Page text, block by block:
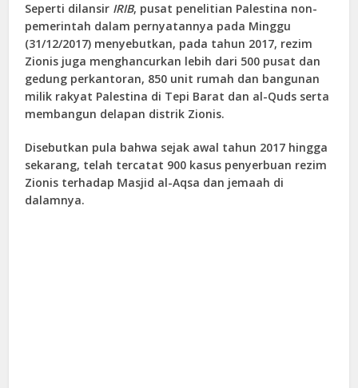
Seperti dilansir IRIB, pusat penelitian Palestina non-
pemerintah dalam pernyatannya pada Minggu
(31/12/2017) menyebutkan, pada tahun 2017, rezim
Zionis juga menghancurkan lebih dari 500 pusat dan
gedung perkantoran, 850 unit rumah dan bangunan
milik rakyat Palestina di Tepi Barat dan al-Quds serta
membangun delapan distrik Zionis.
Disebutkan pula bahwa sejak awal tahun 2017 hingga
sekarang, telah tercatat 900 kasus penyerbuan rezim
Zionis terhadap Masjid al-Aqsa dan jemaah di
dalamnya.